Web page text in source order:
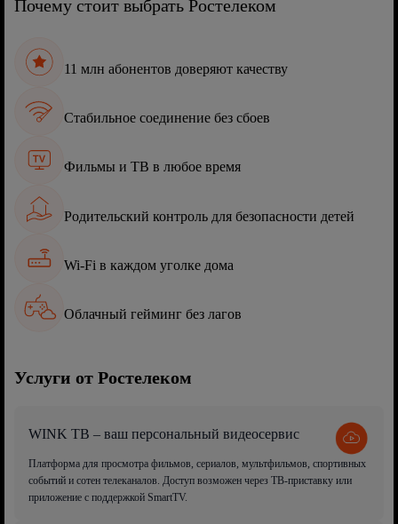
Почему стоит выбрать Ростелеком
11 млн абонентов доверяют качеству
Стабильное соединение без сбоев
Фильмы и ТВ в любое время
Родительский контроль для безопасности детей
Wi-Fi в каждом уголке дома
Облачный гейминг без лагов
Услуги от Ростелеком
WINK ТВ – ваш персональный видеосервис
Платформа для просмотра фильмов, сериалов, мультфильмов, спортивных
событий и сотен телеканалов. Доступ возможен через ТВ-приставку или
приложение с поддержкой SmartTV.